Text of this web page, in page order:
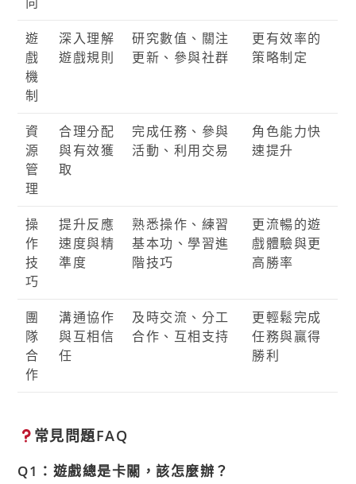
遊
戲
機
制
深入理解
遊戲規則
研究數值、關注
更新、參與社群
更有效率的
策略制定
資
源
管
理
合理分配
與有效獲
取
完成任務、參與
活動、利用交易
角色能力快
速提升
操
作
技
巧
提升反應
速度與精
準度
熟悉操作、練習
基本功、學習進
階技巧
更流暢的遊
戲體驗與更
高勝率
團
隊
合
作
溝通協作
與互相信
任
及時交流、分工
合作、互相支持
更輕鬆完成
任務與贏得
勝利
常見問題FAQ
Q1：遊戲總是卡關，該怎麼辦？